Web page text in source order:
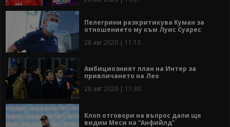
Пелегрини разкритикува Куман за
отношението му към Луис Суарес
28 авг 2020 | 11:13
Амбициозният план на Интер за
привличането на Лео
28 авг 2020 | 11:30
Клоп отговори на въпрос дали ще
видим Меси на “Анфийлд”